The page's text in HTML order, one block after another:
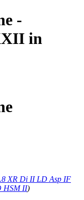
-
in
XR Di II LD Asp IF
HSM II)